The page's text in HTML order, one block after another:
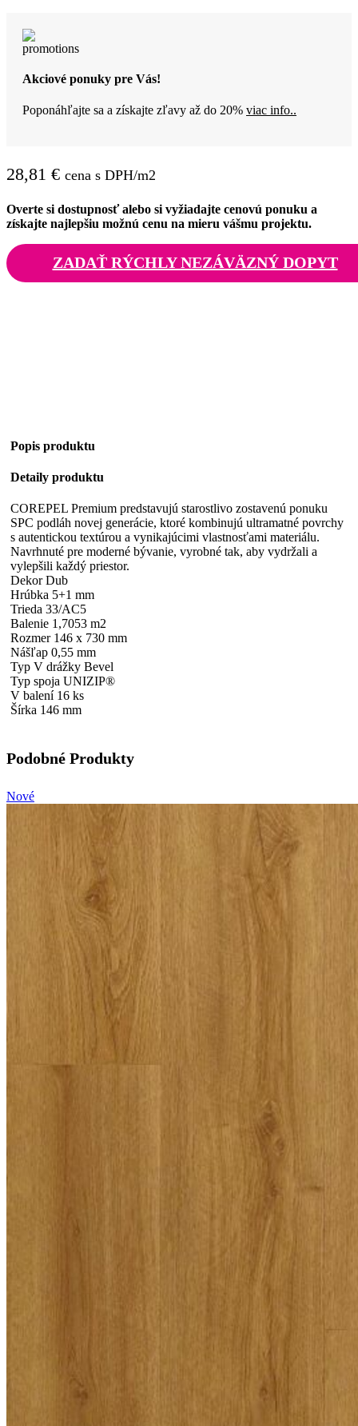
Akciové ponuky pre Vás!
Poponáhľajte sa a získajte zľavy až do 20% viac info..
28,81 € cena s DPH/m2
Overte si dostupnosť alebo si vyžiadajte cenovú ponuku a
získajte najlepšiu možnú cenu na mieru vášmu projektu.
ZADAŤ RÝCHLY NEZÁVÄZNÝ DOPYT
Popis produktu
Detaily produktu
COREPEL Premium predstavujú starostlivo zostavenú ponuku
SPC podláh novej generácie, ktoré kombinujú ultramatné povrchy
s autentickou textúrou a vynikajúcimi vlastnosťami materiálu.
Navrhnuté pre moderné bývanie, vyrobné tak, aby vydržali a
vylepšili každý priestor.
Dekor Dub
Hrúbka 5+1 mm
Trieda 33/AC5
Balenie 1,7053 m2
Rozmer 146 x 730 mm
Nášľap 0,55 mm
Typ V drážky Bevel
Typ spoja UNIZIP®
V balení 16 ks
Šírka 146 mm
Podobné Produkty
Nové